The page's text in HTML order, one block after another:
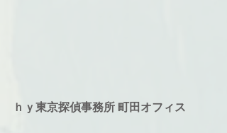
ｈｙ東京探偵事務所 町田オフィス